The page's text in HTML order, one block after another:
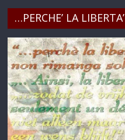
…PERCHE’ LA LIBERTA’